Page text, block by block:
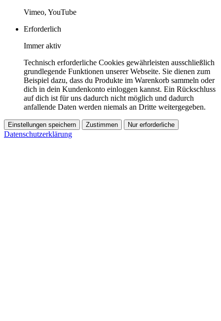
Vimeo, YouTube
Erforderlich
Immer aktiv
Technisch erforderliche Cookies gewährleisten ausschließlich
grundlegende Funktionen unserer Webseite. Sie dienen zum
Beispiel dazu, dass du Produkte im Warenkorb sammeln oder
dich in dein Kundenkonto einloggen kannst. Ein Rückschluss
auf dich ist für uns dadurch nicht möglich und dadurch
anfallende Daten werden niemals an Dritte weitergegeben.
Einstellungen speichern Zustimmen Nur erforderliche
Datenschutzerklärung